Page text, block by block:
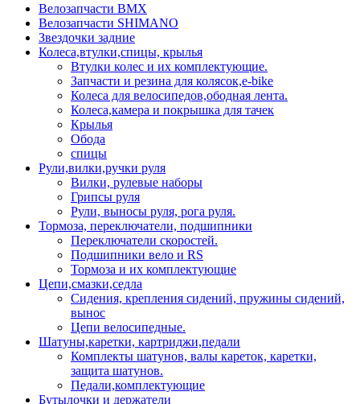
Велозапчасти BMX
Велозапчасти SHIMANO
Звездочки задние
Колеса,втулки,спицы, крылья
Втулки колес и их комплектующие.
Запчасти и резина для колясок,e-bike
Колеса для велосипедов,ободная лента.
Колеса,камера и покрышка для тачек
Крылья
Обода
спицы
Рули,вилки,ручки руля
Вилки, рулевые наборы
Грипсы руля
Рули, выносы руля, рога руля.
Тормоза, переключатели, подшипники
Переключатели скоростей.
Подшипники вело и RS
Тормоза и их комплектующие
Цепи,смазки,седла
Сидения, крепления сидений, пружины сидений,
вынос
Цепи велосипедные.
Шатуны,каретки, картриджи,педали
Комплекты шатунов, валы кареток, каретки,
защита шатунов.
Педали,комплектующие
Бутылочки и держатели